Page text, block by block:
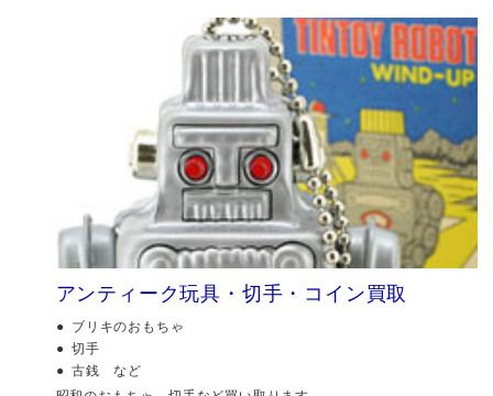
アンティーク玩具・切手・コイン買取
ブリキのおもちゃ
切手
古銭 など